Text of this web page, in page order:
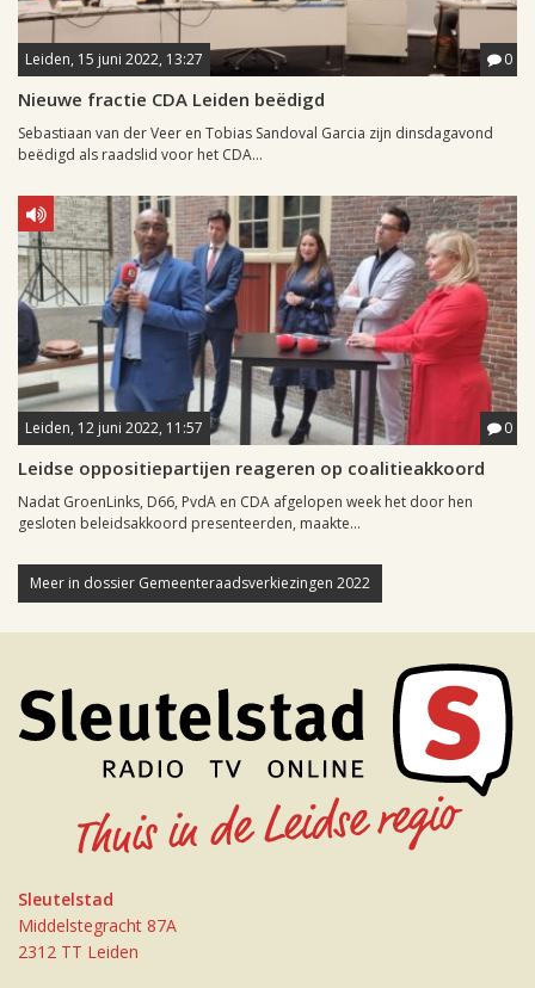
Leiden, 15 juni 2022, 13:27 0
Nieuwe fractie CDA Leiden beëdigd
Sebastiaan van der Veer en Tobias Sandoval Garcia zijn dinsdagavond
beëdigd als raadslid voor het CDA...
Leiden, 12 juni 2022, 11:57 0
Leidse oppositiepartijen reageren op coalitieakkoord
Nadat GroenLinks, D66, PvdA en CDA afgelopen week het door hen
gesloten beleidsakkoord presenteerden, maakte...
Meer in dossier Gemeenteraadsverkiezingen 2022
Sleutelstad
Middelstegracht 87A
2312 TT Leiden